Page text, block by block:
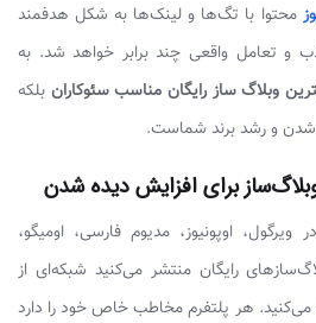
محتوا با تگ‌ها و لینک‌ها به شکل هدفمند
تعامل واقعی چند برابر خواهد شد. به
وبلاگ ساز رایگان مناسب سئوکاران بلکه
شدن و رشد برند شماست.
برای افزایش دیده شدن
اوپونیوز، مدیوم فارسی، اومیگو،
رایگان منتشر می‌کنید شبکه‌ای از
هر پلتفرم مخاطب خاص خود را دارد